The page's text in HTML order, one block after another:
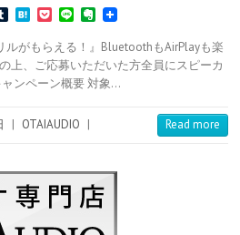
T
m
b
l
r
H
t
e
n
a
P
c
k
e
t
L
n
e
E
e
r
n
o
ルがもらえる！』BluetoothもAirPlayも楽
上、ご応募いただいた方全員にスピーカ
ンペーン概要 対象…
| OTAIAUDIO | Read more